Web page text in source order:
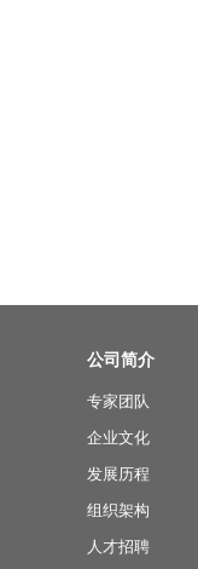
公司简介
专家团队
企业文化
发展历程
组织架构
人才招聘